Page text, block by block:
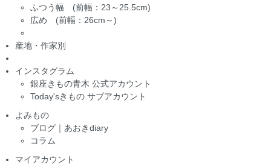
ふつう幅 (前幅：23～25.5cm)
広め (前幅：26cm～)
産地・作家別
インスタグラム
銀座きもの青木 公式アカウント
Today'sきもの サブアカウント
よみもの
ブログ｜あおきdiary
コラム
マイアカウント